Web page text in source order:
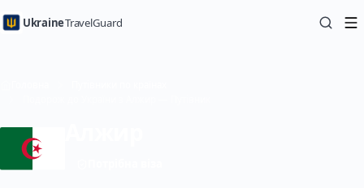
UkraineTravelGuard